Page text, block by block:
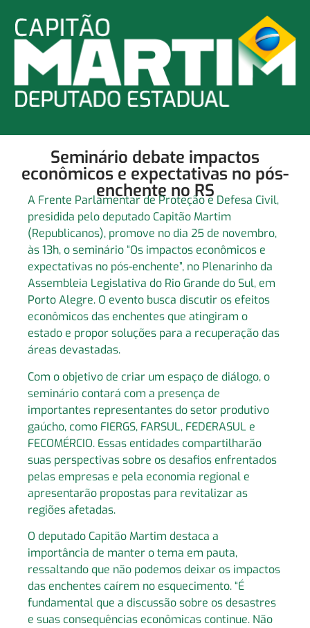
Seminário debate impactos
econômicos e expectativas no pós-
enchente no RS
A Frente Parlamentar de Proteção e Defesa Civil,
presidida pelo deputado Capitão Martim
(Republicanos), promove no dia 25 de novembro,
às 13h, o seminário “Os impactos econômicos e
expectativas no pós-enchente”, no Plenarinho da
Assembleia Legislativa do Rio Grande do Sul, em
Porto Alegre. O evento busca discutir os efeitos
econômicos das enchentes que atingiram o
estado e propor soluções para a recuperação das
áreas devastadas.
Com o objetivo de criar um espaço de diálogo, o
seminário contará com a presença de
importantes representantes do setor produtivo
gaúcho, como FIERGS, FARSUL, FEDERASUL e
FECOMÉRCIO. Essas entidades compartilharão
suas perspectivas sobre os desafios enfrentados
pelas empresas e pela economia regional e
apresentarão propostas para revitalizar as
regiões afetadas.
O deputado Capitão Martim destaca a
importância de manter o tema em pauta,
ressaltando que não podemos deixar os impactos
das enchentes caírem no esquecimento. “É
fundamental que a discussão sobre os desastres
e suas consequências econômicas continue. Não